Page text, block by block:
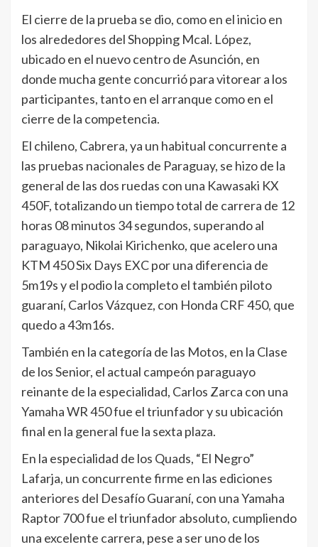
El cierre de la prueba se dio, como en el inicio en
los alrededores del Shopping Mcal. López,
ubicado en el nuevo centro de Asunción, en
donde mucha gente concurrió para vitorear a los
participantes, tanto en el arranque como en el
cierre de la competencia.
El chileno, Cabrera, ya un habitual concurrente a
las pruebas nacionales de Paraguay, se hizo de la
general de las dos ruedas con una Kawasaki KX
450F, totalizando un tiempo total de carrera de 12
horas 08 minutos 34 segundos, superando al
paraguayo, Nikolai Kirichenko, que acelero una
KTM 450 Six Days EXC por una diferencia de
5m19s y el podio la completo el también piloto
guaraní, Carlos Vázquez, con Honda CRF 450, que
quedo a 43m16s.
También en la categoría de las Motos, en la Clase
de los Senior, el actual campeón paraguayo
reinante de la especialidad, Carlos Zarca con una
Yamaha WR 450 fue el triunfador y su ubicación
final en la general fue la sexta plaza.
En la especialidad de los Quads, “El Negro”
Lafarja, un concurrente firme en las ediciones
anteriores del Desafío Guaraní, con una Yamaha
Raptor 700 fue el triunfador absoluto, cumpliendo
una excelente carrera, pese a ser uno de los